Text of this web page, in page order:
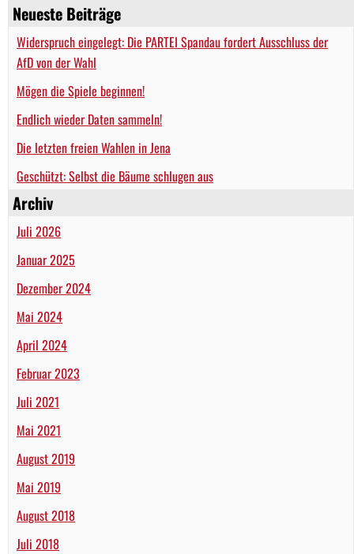
Neueste Beiträge
Widerspruch eingelegt: Die PARTEI Spandau fordert Ausschluss der
AfD von der Wahl
Mögen die Spiele beginnen!
Endlich wieder Daten sammeln!
Die letzten freien Wahlen in Jena
Geschützt: Selbst die Bäume schlugen aus
Archiv
Juli 2026
Januar 2025
Dezember 2024
Mai 2024
April 2024
Februar 2023
Juli 2021
Mai 2021
August 2019
Mai 2019
August 2018
Juli 2018